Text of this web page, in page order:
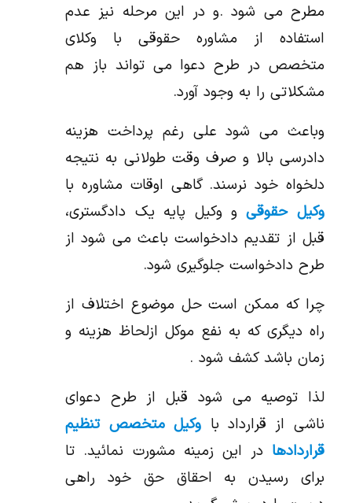
مطرح می شود .و در این مرحله نیز عدم
استفاده از مشاوره حقوقی با وکلای
متخصص در طرح دعوا می تواند باز هم
مشکلاتی را به وجود آورد.
وباعث می شود علی رغم پرداخت هزینه
دادرسی بالا و صرف وقت طولانی به نتیجه
دلخواه خود نرسند. گاهی اوقات مشاوره با
وکیل حقوقیو وکیل پایه یک دادگستری،
قبل از تقدیم دادخواست باعث می شود از
طرح دادخواست جلوگیری شود.
چرا که ممکن است حل موضوع اختلاف از
راه دیگری که به نفع موکل ازلحاظ هزینه و
زمان باشد کشف شود .
لذا توصیه می شود قبل از طرح دعوای
ناشی از قرارداد با وکیل متخصص تنظیم
قراردادها در این زمینه مشورت نمائید. تا
برای رسیدن به احقاق حق خود راهی